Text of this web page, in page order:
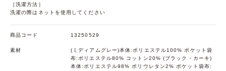
［洗濯方法］
洗濯の際はネットを使用してください
商品コード 13250529
素材
(ミディアムグレー)本体:ポリエステル100% ポケット袋
布:ポリエステル80% コットン20% (ブラック・カーキ)
本体:ポリエステル98% ポリウレタン2% ポケット袋布: